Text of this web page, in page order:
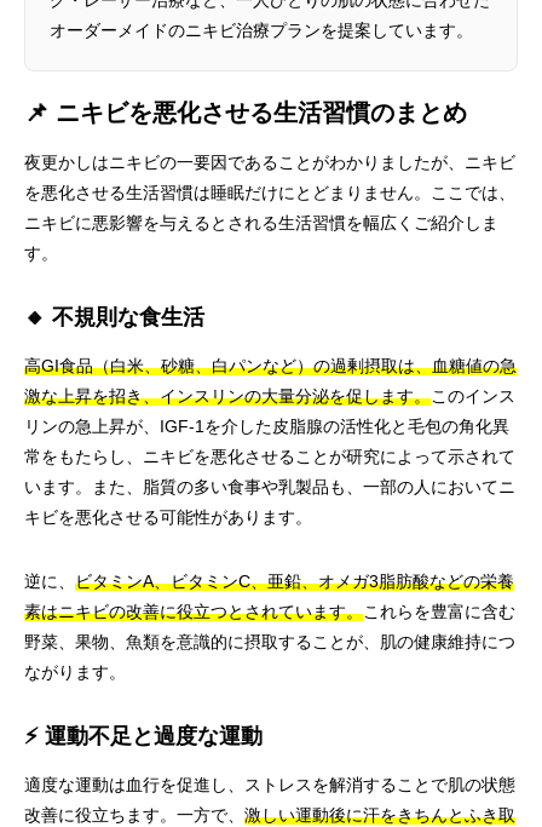
オーダーメイドのニキビ治療プランを提案しています。
📌 ニキビを悪化させる生活習慣のまとめ
夜更かしはニキビの一要因であることがわかりましたが、ニキビ
を悪化させる生活習慣は睡眠だけにとどまりません。ここでは、
ニキビに悪影響を与えるとされる生活習慣を幅広くご紹介しま
す。
🔸 不規則な食生活
高GI食品（白米、砂糖、白パンなど）の過剰摂取は、血糖値の急
激な上昇を招き、インスリンの大量分泌を促します。このインス
リンの急上昇が、IGF-1を介した皮脂腺の活性化と毛包の角化異
常をもたらし、ニキビを悪化させることが研究によって示されて
います。また、脂質の多い食事や乳製品も、一部の人においてニ
キビを悪化させる可能性があります。
逆に、 ビタミンA、ビタミンC、亜鉛、オメガ3脂肪酸などの栄養
素はニキビの改善に役立つとされています。これらを豊富に含む
野菜、果物、魚類を意識的に摂取することが、肌の健康維持につ
ながります。
⚡ 運動不足と過度な運動
適度な運動は血行を促進し、ストレスを解消することで肌の状態
改善に役立ちます。一方で、 激しい運動後に汗をきちんとふき取